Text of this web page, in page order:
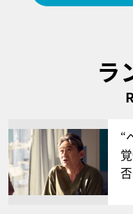
ラ
“